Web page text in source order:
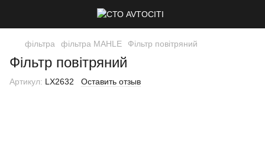
фільтра фільтра MAHLE Фільтр повітряний
Фільтр повітряний
Артикул: LX2632 Оставить отзыв